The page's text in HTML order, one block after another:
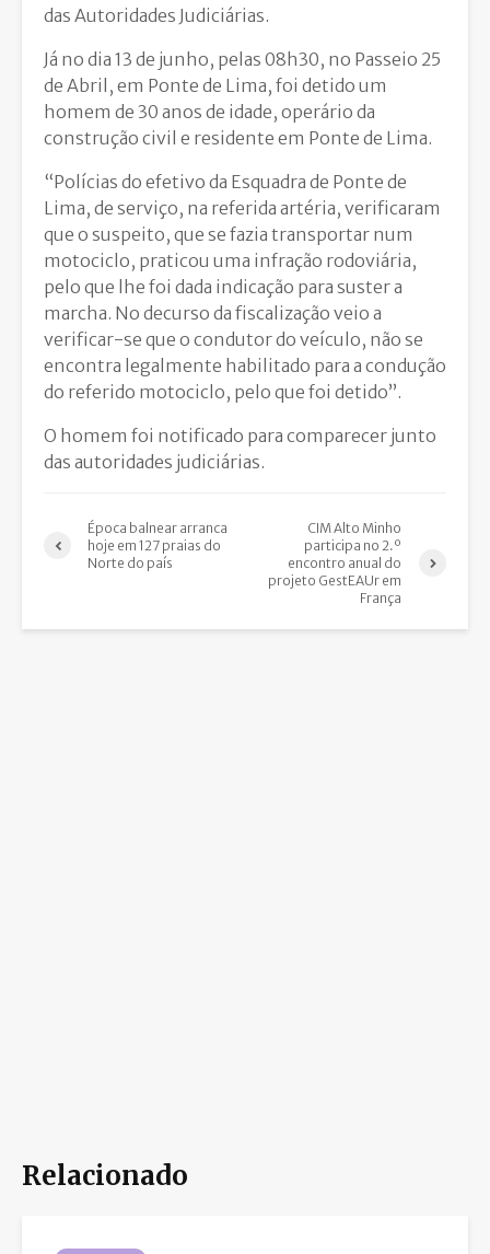
das Autoridades Judiciárias.
Já no dia 13 de junho, pelas 08h30, no Passeio 25
de Abril, em Ponte de Lima, foi detido um
homem de 30 anos de idade, operário da
construção civil e residente em Ponte de Lima.
“Polícias do efetivo da Esquadra de Ponte de
Lima, de serviço, na referida artéria, verificaram
que o suspeito, que se fazia transportar num
motociclo, praticou uma infração rodoviária,
pelo que lhe foi dada indicação para suster a
marcha. No decurso da fiscalização veio a
verificar-se que o condutor do veículo, não se
encontra legalmente habilitado para a condução
do referido motociclo, pelo que foi detido”.
O homem foi notificado para comparecer junto
das autoridades judiciárias.
Época balnear arranca
hoje em 127 praias do
Norte do país
CIM Alto Minho
participa no 2.º
encontro anual do
projeto GestEAUr em
França
Relacionado